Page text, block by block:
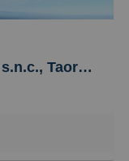
Taormina